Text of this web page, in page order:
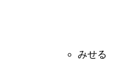
みせる